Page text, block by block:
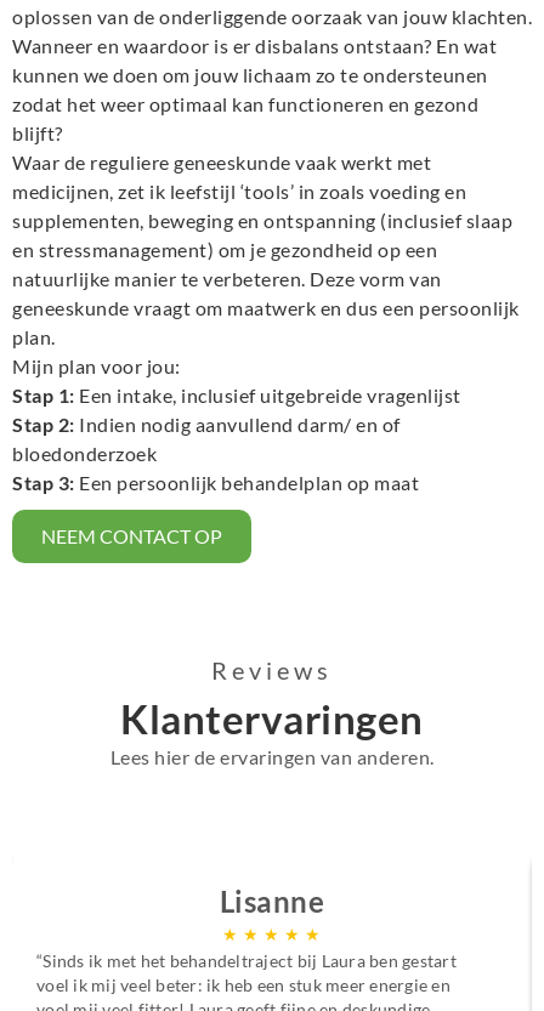
oplossen van de onderliggende oorzaak van jouw klachten.
Wanneer en waardoor is er disbalans ontstaan? En wat
kunnen we doen om jouw lichaam zo te ondersteunen
zodat het weer optimaal kan functioneren en gezond
blijft?
Waar de reguliere geneeskunde vaak werkt met
medicijnen, zet ik leefstijl ‘tools’ in zoals voeding en
supplementen, beweging en ontspanning (inclusief slaap
en stressmanagement) om je gezondheid op een
natuurlijke manier te verbeteren. Deze vorm van
geneeskunde vraagt om maatwerk en dus een persoonlijk
plan.
Mijn plan voor jou:
Stap 1: Een intake, inclusief uitgebreide vragenlijst
Stap 2: Indien nodig aanvullend darm/ en of
bloedonderzoek
Stap 3: Een persoonlijk behandelplan op maat
NEEM CONTACT OP
Reviews
Klantervaringen
Lees hier de ervaringen van anderen.
Lisanne
★ ★ ★ ★ ★
“Sinds ik met het behandeltraject bij Laura ben gestart
voel ik mij veel beter: ik heb een stuk meer energie en